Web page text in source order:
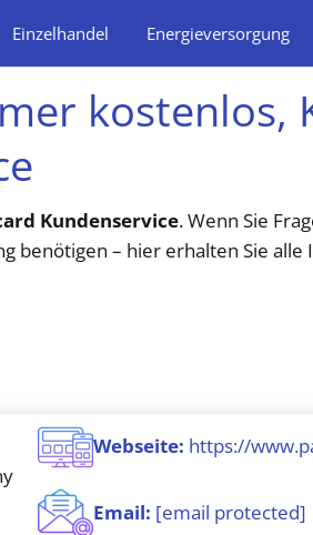
Einzelhandel Energieversorgung
kostenlos,
Kundenservice. Wenn Sie
benötigen – hier erhalten Sie
Webseite: https://
Email: [email protected]